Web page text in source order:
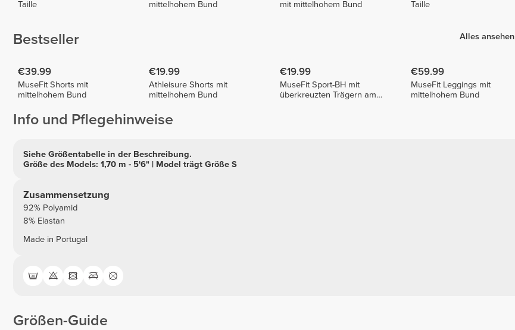
Taille
mittelhohem Bund
mit mittelhohem Bund
Taille
Bestseller Alles ansehen
€39.99
MuseFit Shorts mit
mittelhohem Bund
€19.99
Athleisure Shorts mit
mittelhohem Bund
€19.99
MuseFit Sport-BH mit
überkreuzten Trägern am
€59.99
MuseFit Leggings mit
mittelhohem Bund
Info und Pflegehinweise
Siehe Größentabelle in der Beschreibung.
Größe des Models: 1,70 m - 5'6" | Model trägt Größe S
Zusammensetzung
92% Polyamid
8% Elastan
Made in Portugal
Größen-Guide